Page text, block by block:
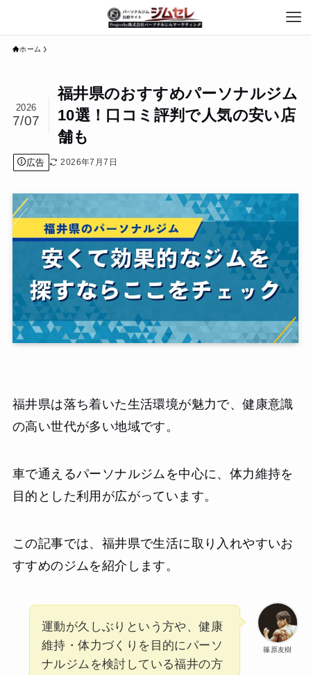
ホーム
福井県のおすすめパーソナルジム
10選！口コミ評判で人気の安い店
舗も
2026
7/07
広告 2026年7月7日
福井県は落ち着いた生活環境が魅力で、健康意識
の高い世代が多い地域です。
車で通えるパーソナルジムを中心に、体力維持を
目的とした利用が広がっています。
この記事では、福井県で生活に取り入れやすいお
すすめのジムを紹介します。
篠原友樹
運動が久しぶりという方や、健康
維持・体力づくりを目的にパーソ
ナルジムを検討している福井の方